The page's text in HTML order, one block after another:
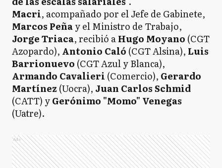
Macri, acompañado por el Jefe de Gabinete,
Marcos Peñay el Ministro de Trabajo,
Jorge Triaca, recibió aHugo Moyano (CGT
Azopardo), Antonio Caló (CGT Alsina), Luis
Barrionuevo (CGT Azul y Blanca),
Armando Cavalieri (Comercio), Gerardo
Martínez (Uocra), Juan Carlos Schmid
(CATT) yGerónimo "Momo" Venegas
(Uatre).
Ads